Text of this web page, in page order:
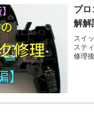
プ
解解
スイ
ステ
修理